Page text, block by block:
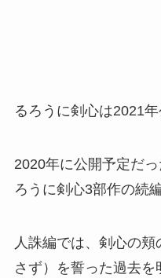
るろうに剣心は2021年
2020年に公開予定だ
ろうに剣心3部作の続
人誅編では、剣心の
さず）を誓った過去